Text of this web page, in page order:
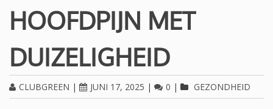
HOOFDPIJN MET
DUIZELIGHEID
CLUBGREEN | JUNI 17, 2025 | 0 | GEZONDHEID